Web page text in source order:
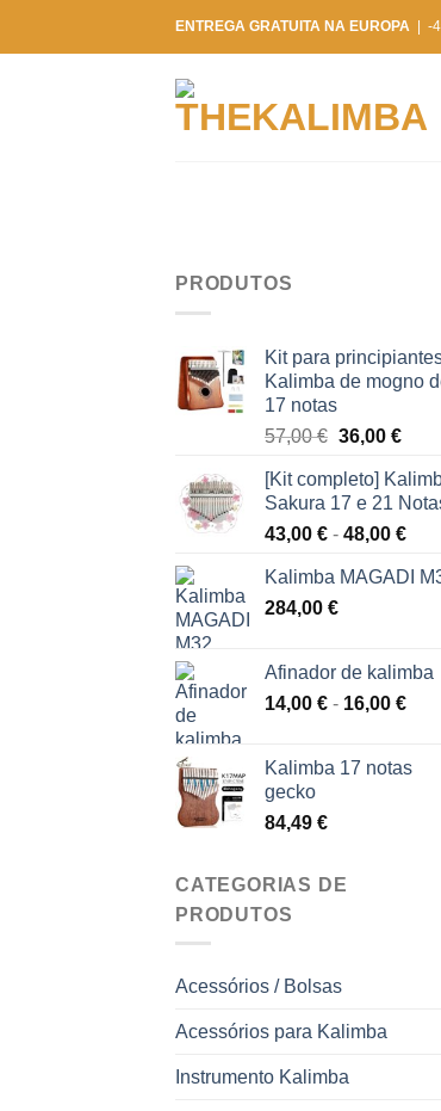
ENTREGA GRATUITA NA EUROPA | -
PRODUTOS
Kit para
Kalimba de mogno
17 notas
57,00€ O
original
era:
57,00 €.
36,00 €O
atual
é:
[Kit completo]
Sakura 17 e 21
43,00 € - 48,00 €
Kalimba MAGADI
284,00 €
Afinador de kalimba
14,00 € - 16,00 €
Kalimba 17 notas
gecko
84,49 €
CATEGORIAS DE
PRODUTOS
Acessórios / Bolsas
Acessórios para Kalimba
Instrumento Kalimba